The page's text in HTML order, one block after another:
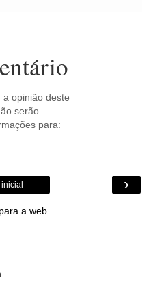
opinião deste
serão
para:
›
a web